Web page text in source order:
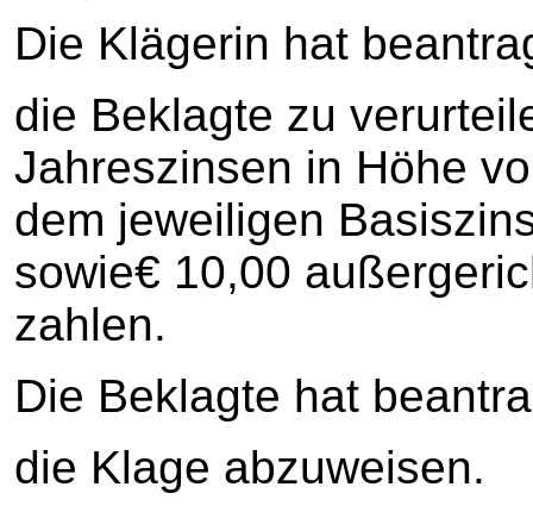
Die Klägerin hat
die Beklagte zu
Jahreszinsen in Höhe
dem jeweiligen
sowie€ 10,00
zahlen.
Die Beklagte hat
die Klage abzuweisen.